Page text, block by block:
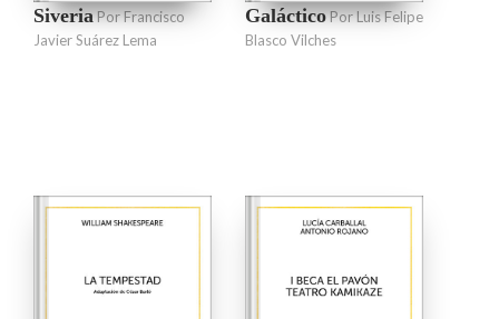
SiveriaPor Francisco
Javier Suárez Lema
GalácticoPor Luis Felipe
Blasco Vilches